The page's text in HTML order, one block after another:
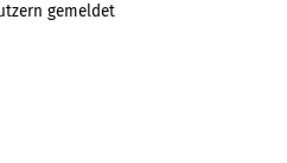
gemeldet